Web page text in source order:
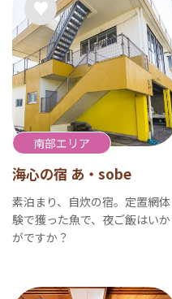
南部エリア
海心の宿 あ・sobe
素泊まり、自炊の宿。定置網体
験で獲った魚で、夜ご飯はいか
がですか？